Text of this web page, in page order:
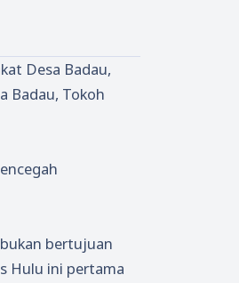
Desa Badau,
Badau, Tokoh
bertujuan
Hulu ini pertama